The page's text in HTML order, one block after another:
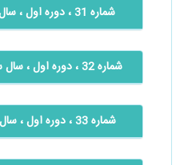
شماره 31 ، دوره اول ، سال سوم ، پاییز 1399
شماره 32 ، دوره اول ، سال سوم ، زمستان 1399
شماره 33 ، دوره اول ، سال چهارم ، بهار 1400